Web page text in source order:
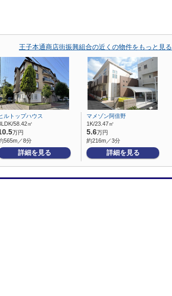
王子本通商店街振興組合の近くの物件をもっと見る
ルトップハウス
58.42㎡
万円
565m／8分
詳細を見る
マメゾン阿倍野
1K/23.47㎡
5.6万円
約216m／3分
詳細を見る